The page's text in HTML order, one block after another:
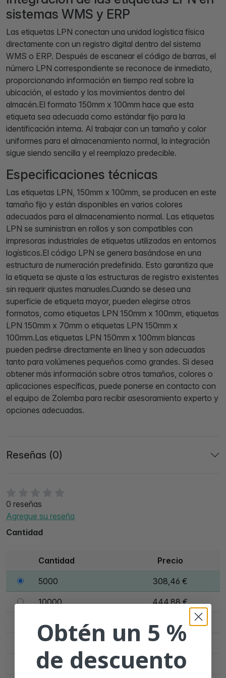
0 reseñas
Agregue su reseña
Cantidad
Cantidad Precio
5000 308,46 €
10000 444,88 €
15000 577,10 €
20000 695,57 €
25000 777,21 €
sistemas WMS y ERP
Las etiquetas LPN conectan una unidad logística física
directamente con un registro digital dentro del sistema
WMS o ERP. Después de escanear el código de barras, el
número LPN correspondiente se reconoce de inmediato,
proporcionando información en tiempo real sobre la
ubicación, el estado y los movimientos dentro del
almacén.El formato 150mm x 100mm hace que esta
etiqueta sea adecuada como estándar fijo para la
identificación interna. Al trabajar con un tamaño y color
uniformes para el almacenamiento normal, la integración
sigue siendo sencilla y el reemplazo predecible.
Especificaciones técnicas
Las etiquetas LPN, 150mm x 100mm, se producen en este
tamaño fijo y están disponibles en varios colores
adecuados para el almacenamiento normal. Las etiquetas
LPN se suministran en rollos y son compatibles con
impresoras industriales de etiquetas utilizadas en entornos
logísticos.El código LPN se genera basándose en una
estructura de numeración predefinida. Esto garantiza que
la etiqueta se ajuste a las estructuras de registro existentes
sin requerir ajustes manuales.Cuando se desea una
superficie de etiqueta mayor, pueden elegirse otros
formatos, como etiquetas LPN 150mm x 100mm, etiquetas
LPN 150mm x 70mm o etiquetas LPN 150mm x
100mm.Las etiquetas LPN 150mm x 100mm blancas
pueden pedirse directamente en línea y son adecuadas
tanto para volúmenes pequeños como grandes. Si desea
obtener más información sobre otros tamaños, colores o
aplicaciones específicas, puede ponerse en contacto con
el equipo de Zolemba para recibir asesoramiento experto y
opciones adecuadas.
Reseñas (0)
Obtén un 5 %
de descuento